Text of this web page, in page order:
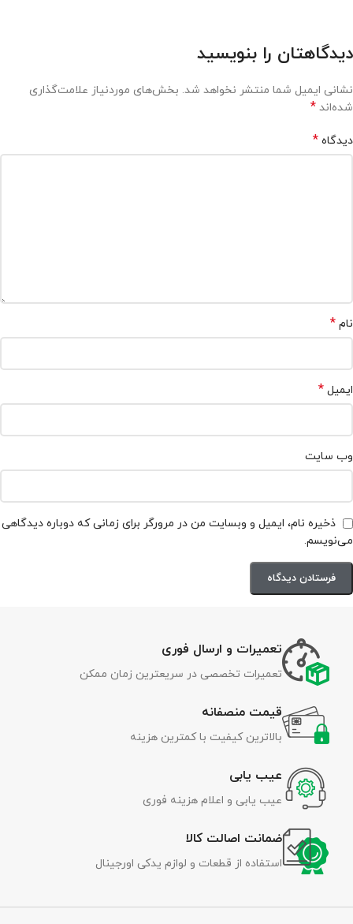
دیدگاهتان را بنویسید
نشانی ایمیل شما منتشر نخواهد شد. بخش‌های موردنیاز علامت‌گذاری
شده‌اند *
دیدگاه *
نام *
ایمیل *
وب‌ سایت
ذخیره نام، ایمیل و وبسایت من در مرورگر برای زمانی که دوباره دیدگاهی
می‌نویسم.
تعمیرات و ارسال فوری
تعمیرات تخصصی در سریعترین زمان ممکن
قیمت منصفانه
بالاترین کیفیت با کمترین هزینه
عیب یابی
عیب یابی و اعلام هزینه فوری
ضمانت اصالت کالا
استفاده از قطعات و لوازم یدکی اورجینال